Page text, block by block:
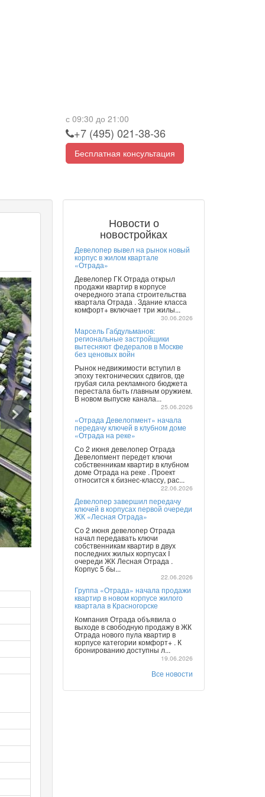
с 09:30 до 21:00
+7 (495) 021-38-36
Бесплатная консультация
Новости о
новостройках
Девелопер вывел на рынок новый
корпус в жилом квартале
«Отрада»
Девелопер ГК Отрада открыл
продажи квартир в корпусе
очередного этапа строительства
квартала Отрада . Здание класса
комфорт+ включает три жилы...
30.06.2026
Марсель Габдульманов:
региональные застройщики
вытесняют федералов в Москве
без ценовых войн
Рынок недвижимости вступил в
эпоху тектонических сдвигов, где
грубая сила рекламного бюджета
перестала быть главным оружием.
В новом выпуске канала...
25.06.2026
«Отрада Девелопмент» начала
передачу ключей в клубном доме
«Отрада на реке»
Со 2 июня девелопер Отрада
Девелопмент передет ключи
собственникам квартир в клубном
доме Отрада на реке . Проект
относится к бизнес-классу, рас...
22.06.2026
Девелопер завершил передачу
ключей в корпусах первой очереди
ЖК «Лесная Отрада»
Со 2 июня девелопер Отрада
начал передавать ключи
собственникам квартир в двух
последних жилых корпусах I
очереди ЖК Лесная Отрада .
Корпус 5 бы...
22.06.2026
Группа «Отрада» начала продажи
квартир в новом корпусе жилого
квартала в Красногорске
Компания Отрада объявила о
выходе в свободную продажу в ЖК
Отрада нового пула квартир в
корпусе категории комфорт+ . К
бронированию доступны л...
19.06.2026
Все новости